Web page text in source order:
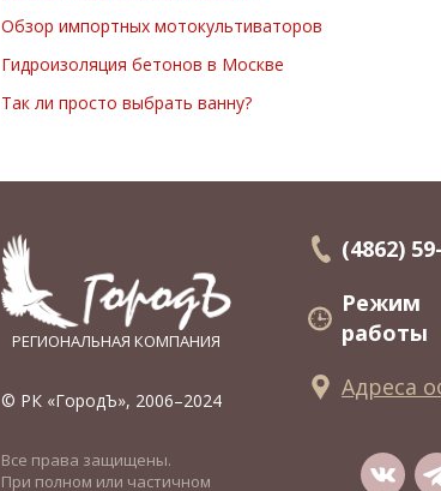
Обзор импортных мотокультиваторов
Гидроизоляция бетонов в Москве
Так ли просто выбрать ванну?
РЕГИОНАЛЬНАЯ КОМПАНИЯ
© РК «ГородЪ», 2006–2024
Все права защищены.
При полном или частичном
(4862)
Режим
работы
Адреса